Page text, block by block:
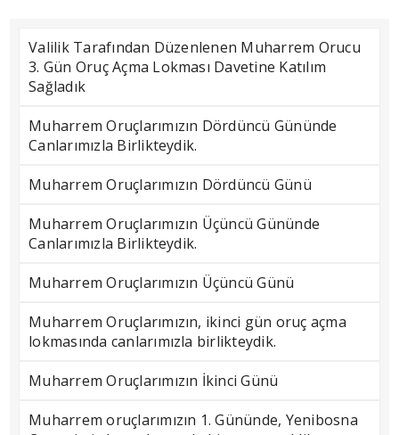
Valilik Tarafından Düzenlenen Muharrem Orucu
3. Gün Oruç Açma Lokması Davetine Katılım
Sağladık
Muharrem Oruçlarımızın Dördüncü Gününde
Canlarımızla Birlikteydik.
Muharrem Oruçlarımızın Dördüncü Günü
Muharrem Oruçlarımızın Üçüncü Gününde
Canlarımızla Birlikteydik.
Muharrem Oruçlarımızın Üçüncü Günü
Muharrem Oruçlarımızın, ikinci gün oruç açma
lokmasında canlarımızla birlikteydik.
Muharrem Oruçlarımızın İkinci Günü
Muharrem oruçlarımızın 1. Gününde, Yenibosna